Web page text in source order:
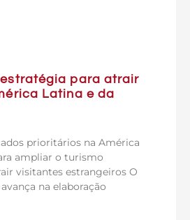
para atrair
Latina e da
prioritários na América
ampliar o turismo
visitantes estrangeiros O
na elaboração